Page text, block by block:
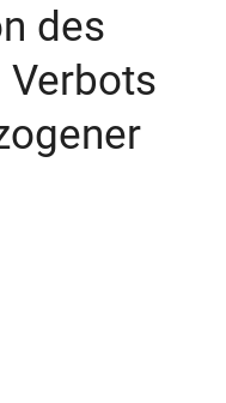
des